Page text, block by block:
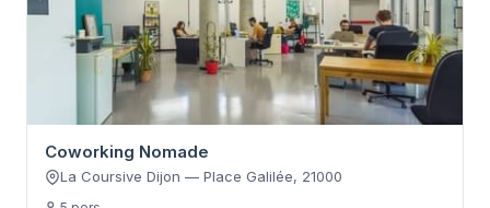
Coworking Nomade
La Coursive Dijon — Place Galilée, 21000